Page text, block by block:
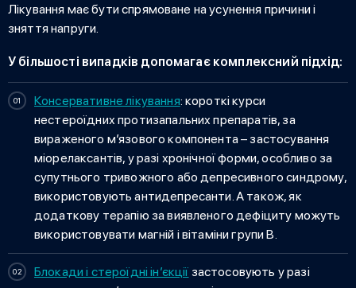
Лікування має бути спрямоване на усунення причини і
зняття напруги.
У більшості випадків допомагає комплексний підхід:
Консервативне лікування: короткі курси
нестероїдних протизапальних препаратів, за
вираженого м’язового компонента – застосування
міорелаксантів, у разі хронічної форми, особливо за
супутнього тривожного або депресивного синдрому,
використовують антидепресанти. А також, як
додаткову терапію за виявленого дефіциту можуть
використовувати магній і вітаміни групи B.
Блокади і стероїдні ін’єкції застосовують у разі